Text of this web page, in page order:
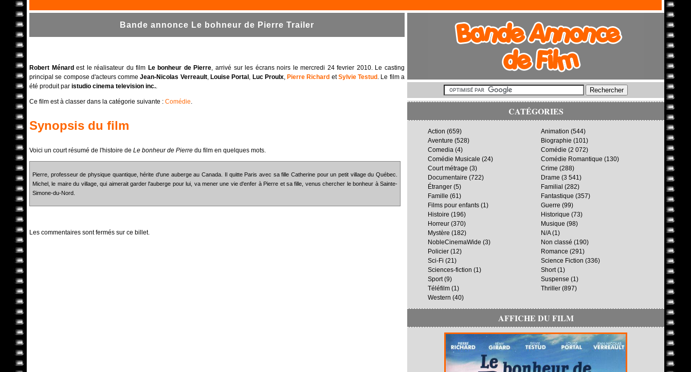
Bande annonce Le bohneur de Pierre Trailer
Robert Ménard est le réalisateur du film Le bonheur de Pierre, arrivé sur les écrans noirs le mercredi 24 fevrier 2010. Le casting
principal se compose d'acteurs commeJean-Nicolas Verreault, Louise Portal , Luc Proulx, Pierre Richard etSylvie Testud . Le film a
été produit par istudio cinema television inc..
Ce film est à classer dans la catégorie suivante : Comédie.
Synopsis du film
Voici un court résumé de l'histoire de Le bonheur de Pierre du film en quelques mots.
Pierre, professeur de physique quantique, hérite d'une auberge au Canada. Il quitte Paris avec sa fille Catherine pour un petit village du Québec.
Michel, le maire du village, qui aimerait garder l'auberge pour lui, va mener une vie d'enfer à Pierre et sa fille, venus chercher le bonheur à Sainte-
Simone-du-Nord.
Les commentaires sont fermés sur ce billet.
CATÉGORIES
Action (659) Animation (544)
Aventure (528) Biographie (101)
Comedia (4) Comédie (2 072)
Comédie Musicale (24) Comédie Romantique (130)
Court métrage (3) Crime (288)
Documentaire (722) Drame (3 541)
Étranger (5) Familial (282)
Famille (61) Fantastique (357)
Films pour enfants (1) Guerre (99)
Histoire (196) Historique (73)
Horreur (370) Musique (98)
Mystère (182) N/A(1)
NobleCinemaWide (3) Non classé (190)
Policier (12) Romance (291)
Sci-Fi (21) Science Fiction (336)
Sciences-fiction (1) Short(1)
Sport(9) Suspense (1)
Téléfilm (1) Thriller (897)
Western (40)
AFFICHE DU FILM